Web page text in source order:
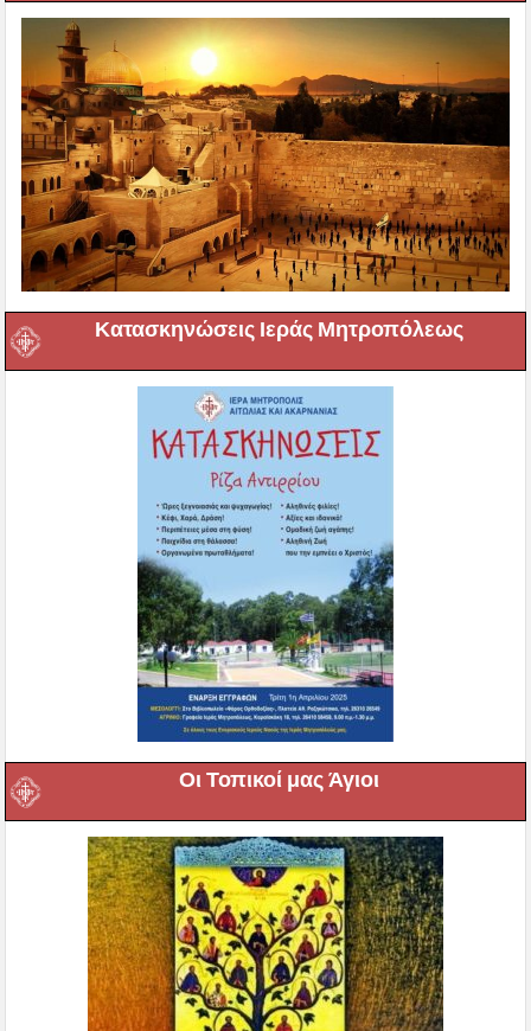
Κατασκηνώσεις Ιεράς Μητροπόλεως
Οι Τοπικοί μας Άγιοι